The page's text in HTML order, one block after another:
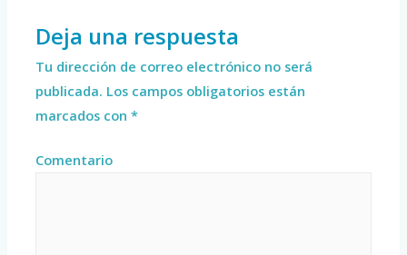
Deja una respuesta
Tu dirección de correo electrónico no será
publicada. Los campos obligatorios están
marcados con*
Comentario